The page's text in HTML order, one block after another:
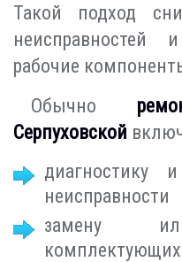
Такой подход
неисправностей
рабочие
Обычно
Серпуховской
диагностику
неисправности
замену
комплектующих